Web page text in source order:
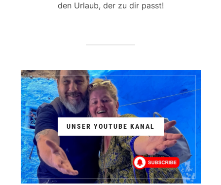
den Urlaub, der zu dir passt!
UNSER YOUTUBE KANAL